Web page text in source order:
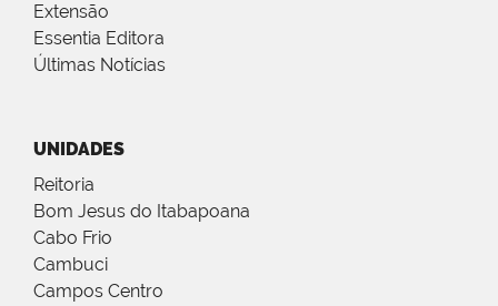
Extensão
Essentia Editora
Últimas Notícias
UNIDADES
Reitoria
Bom Jesus do Itabapoana
Cabo Frio
Cambuci
Campos Centro